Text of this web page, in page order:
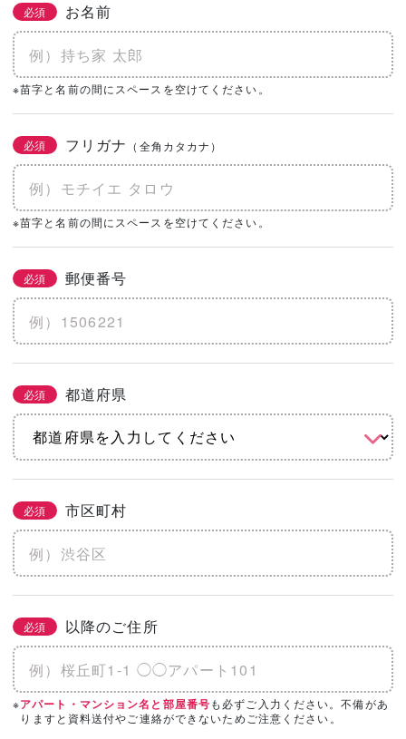
必須 お名前
※苗字と名前の間にスペースを空けてください。
必須 フリガナ （全角カタカナ）
※苗字と名前の間にスペースを空けてください。
必須 郵便番号
必須 都道府県
必須 市区町村
必須 以降のご住所
※アパート・マンション名と部屋番号も必ずご入力ください。不備があ
りますと資料送付やご連絡ができないためご注意ください。